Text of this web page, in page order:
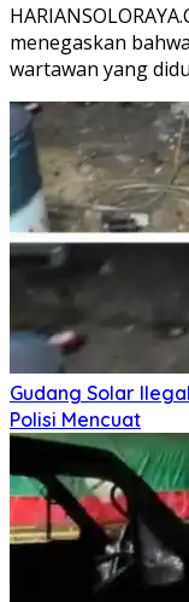
menegaskan
wartawan yang
Gudang Solar
Polisi Mencuat